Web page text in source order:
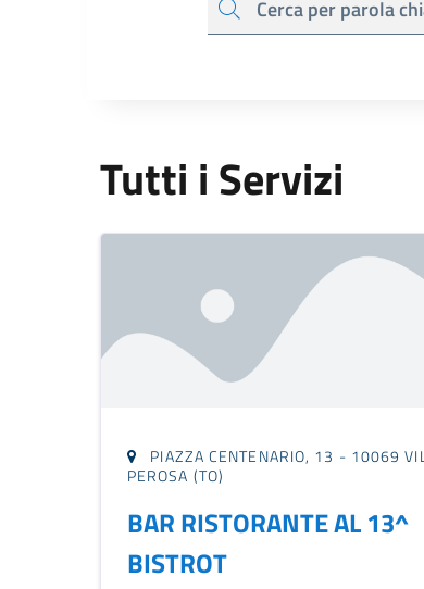
cerca
Tutti i Servizi
PIAZZA CENTENARIO, 13 - 10069
PEROSA (TO)
BAR RISTORANTE AL 13^
BISTROT